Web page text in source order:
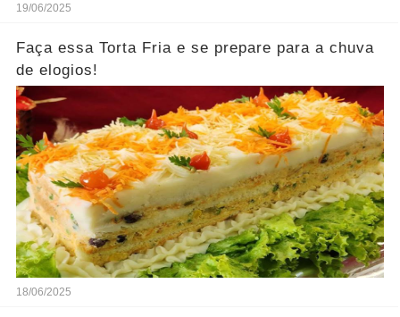
19/06/2025
Faça essa Torta Fria e se prepare para a chuva
de elogios!
18/06/2025